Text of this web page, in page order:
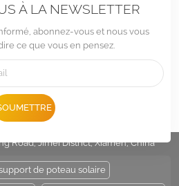
À LA NEWSLETTER
abonnez-vous et nous vous
ce que vous en pensez.
Road, Jimei District, Xiamen, China
de poteau solaire